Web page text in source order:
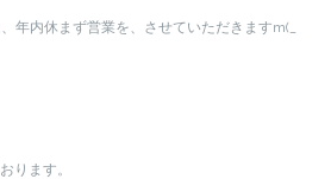
年内休まず営業を、させていただきますm(_
ります。